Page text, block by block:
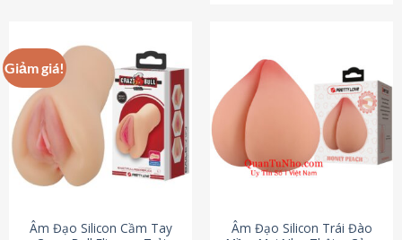
Giảm giá!
Âm Đạo Silicon Cầm Tay
Âm Đạo Silicon Trái Đào